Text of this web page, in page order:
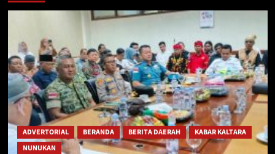
ADVERTORIAL BERANDA BERITA DAERAH
KABAR KALTARA
NUNUKAN